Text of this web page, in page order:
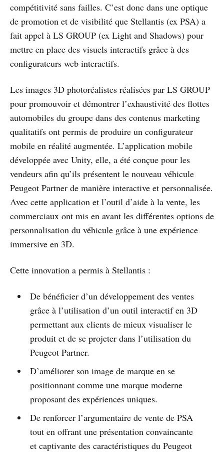
compétitivité sans failles. C’est donc dans une optique
de promotion et de visibilité que Stellantis (ex PSA) a
fait appel à LS GROUP (ex Light and Shadows) pour
mettre en place des visuels interactifs grâce à des
configurateurs web interactifs.
Les images 3D photoréalistes réalisées par LS GROUP
pour promouvoir et démontrer l’exhaustivité des flottes
automobiles du groupe dans des contenus marketing
qualitatifs ont permis de produire un configurateur
mobile en réalité augmentée. L’application mobile
développée avec Unity, elle, a été conçue pour les
vendeurs afin qu’ils présentent le nouveau véhicule
Peugeot Partner de manière interactive et personnalisée.
Avec cette application et l’outil d’aide à la vente, les
commerciaux ont mis en avant les différentes options de
personnalisation du véhicule grâce à une expérience
immersive en 3D.
Cette innovation a permis à Stellantis :
De bénéficier d’un développement des ventes
grâce à l’utilisation d’un outil interactif en 3D
permettant aux clients de mieux visualiser le
produit et de se projeter dans l’utilisation du
Peugeot Partner.
D’améliorer son image de marque en se
positionnant comme une marque moderne
proposant des expériences uniques.
De renforcer l’argumentaire de vente de PSA
tout en offrant une présentation convaincante
et captivante des caractéristiques du Peugeot